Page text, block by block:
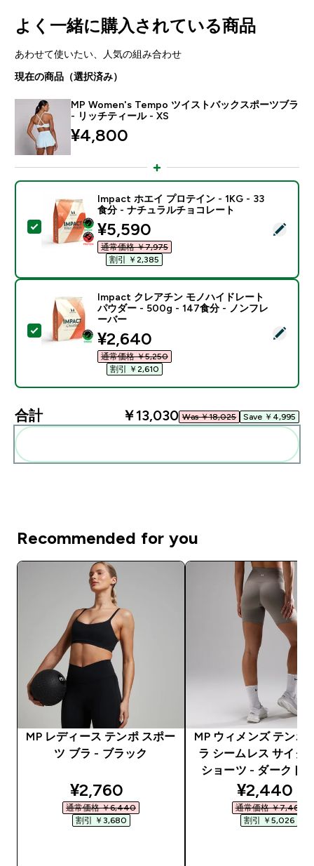
よく一緒に購入されている商品
あわせて使いたい、人気の組み合わせ
現在の商品（選択済み）
MP Women's Tempo ツイストバックスポーツブラ
- リッチティール - XS
¥4,800‎
この商品を選択 - Impact ホエイ プロテイン - 1KG -
Impact ホエイ プロテイン - 1KG - 33
食分 - ナチュラルチョコレート
discounted price
¥5,590‎
通常価格 ￥7,975‎
割引 ￥2,385‎
この商品を選択 - Impact クレアチン モノハイドレ
Impact クレアチン モノハイドレート
パウダー - 500g - 147食分 - ノンフレ
ーバー
discounted price
¥2,640‎
通常価格 ￥5,250‎
割引 ￥2,610‎
合計 ￥13,030‎ Was ￥18,025‎ Save ￥4,995‎
Recommended for you
MP レディース テンポ スポー
ツ ブラ - ブラック
discounted price
¥2,760‎
通常価格 ￥6,440‎
割引 ￥3,680‎
MP ウィメンズ テンポ
ラ シームレス サイク
ショーツ - ダークト
¥2,440‎
通常価格 ￥7,466‎
割引 ￥5,026‎